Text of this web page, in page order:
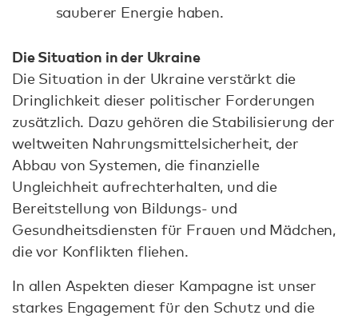
sauberer Energie haben.
Die Situation in der Ukraine
Die Situation in der Ukraine verstärkt die
Dringlichkeit dieser politischer Forderungen
zusätzlich. Dazu gehören die Stabilisierung der
weltweiten Nahrungsmittelsicherheit, der
Abbau von Systemen, die finanzielle
Ungleichheit aufrechterhalten, und die
Bereitstellung von Bildungs- und
Gesundheitsdiensten für Frauen und Mädchen,
die vor Konflikten fliehen.
In allen Aspekten dieser Kampagne ist unser
starkes Engagement für den Schutz und die